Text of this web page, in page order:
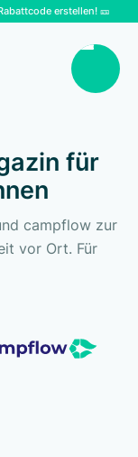
erstellen! 🎫
für
campflow zur
vor Ort. Für